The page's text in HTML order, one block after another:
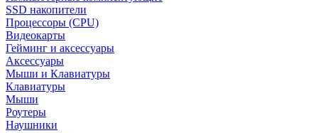
SSD накопители
Процессоры (CPU)
Видеокарты
Гейминг и аксессуары
Аксессуары
Мыши и Клавиатуры
Клавиатуры
Мыши
Роутеры
Наушники